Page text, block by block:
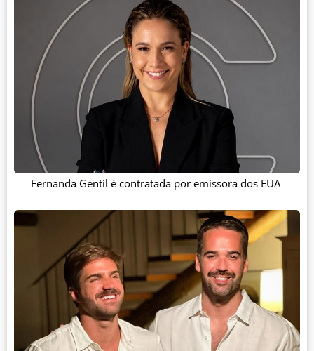
Fernanda Gentil é contratada por emissora dos EUA